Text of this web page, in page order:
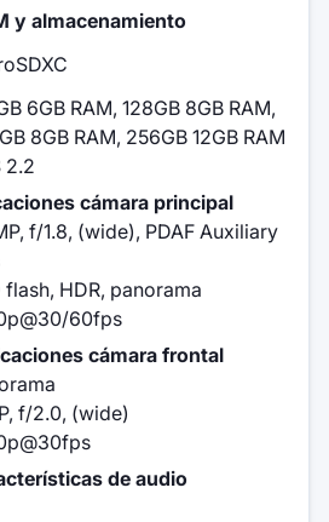
y almacenamiento
6GB RAM, 128GB 8GB RAM,
8GB RAM, 256GB 12GB RAM
2.2
cámara principal
f/1.8, (wide), PDAF Auxiliary
flash, HDR, panorama
60fps
cámara frontal
f/2.0, (wide)
de audio